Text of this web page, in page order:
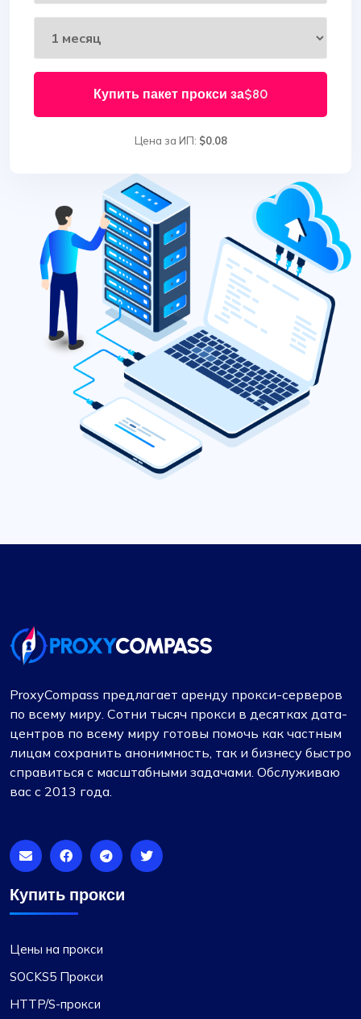
Купить пакет прокси за$80
Цена за ИП: $0.08
ProxyCompass предлагает аренду прокси-серверов
по всему миру. Сотни тысяч прокси в десятках дата-
центров по всему миру готовы помочь как частным
лицам сохранить анонимность, так и бизнесу быстро
справиться с масштабными задачами. Обслуживаю
вас с 2013 года.
Купить прокси
Цены на прокси
SOCKS5 Прокси
HTTP/S-прокси